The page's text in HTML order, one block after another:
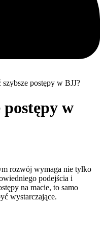
szybsze postępy w BJJ?
postępy w
rozwój wymaga nie tylko
podejścia i
na macie, to samo
wystarczające.